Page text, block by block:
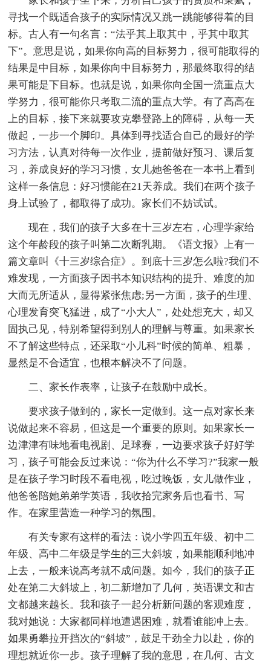
寻找一个既适合孩子的实际情况又跳一跳能够得着的目
标。古人有一句名言：“法乎其上取其中，乎其中取其
下”。意思是说，如果你向高的目标努力，很可能取得的
结果是中目标，如果你向中目标努力，那最终取得的结
果可能是下目标。也就是说，如果你向全国一流重点大
学努力，很可能你只考取二流的重点大学。有了高高在
上的目标，接下来就要攻克攀登路上的障碍，从每一天
做起，一步一个脚印。具体到寻找适合自己的最好的学
习方法，认真对待每一次作业，提前做好预习、课后复
习，养成良好的学习习惯，女儿她爸爸在一本书上看到
这样一条信息：好习惯能在21天养成。我们在两个孩子
身上试验了，都取得了成功。家长们不妨试试。
现在，我们的孩子大多在十三岁左右，心理学家给
这个年龄段的孩子叫第二次断乳期。《语文报》上有一
篇文章叫《十三岁综合症》。到底十三岁怎么啦?我们不
难发现，一方面孩子因书本知识结构的提升、难度的加
大而无所适从，显得紧张焦虑;另一方面，孩子的生理、
心理发育突飞猛进，成了“小大人”，处处想充大，却又
固执己见，特别希望得到别人的理解与尊重。如果家长
不了解这些特点，还采取“小儿科”时候的简单、粗暴，
显然是不合适宜，也根本解决不了问题。
二、家长作表率，让孩子在鼓励中成长。
要求孩子做到的，家长一定做到。这一点对家长来
说做起来不容易，但这是一个重要的原则。如果家长一
边津津有味地看电视剧、足球赛，一边要求孩子好好学
习，孩子可能会反过来说：“你为什么不学习?”我家一般
是在孩子学习时段不看电视，吃过晚饭，女儿做作业，
他爸爸陪她弟弟学英语，我收拾完家务后也看书、写
作。在家里营造一种学习的氛围。
有关专家有这样的看法：说小学四五年级、初中二
年级、高中二年级是学生的三大斜坡，如果能顺利地冲
上去，一般来说高考就不成问题。如今，我们的孩子正
处在第二大斜坡上，初二新增加了几何，英语课文和古
文都越来越长。我和孩子一起分析新问题的客观难度，
我对她说：大家都同样地遭遇困难，就看谁能冲上去。
如果勇攀拉开挡次的“斜坡”，鼓足干劲全力以赴，你的
理想就近你一步。孩子理解了我的意思，在几何、古文